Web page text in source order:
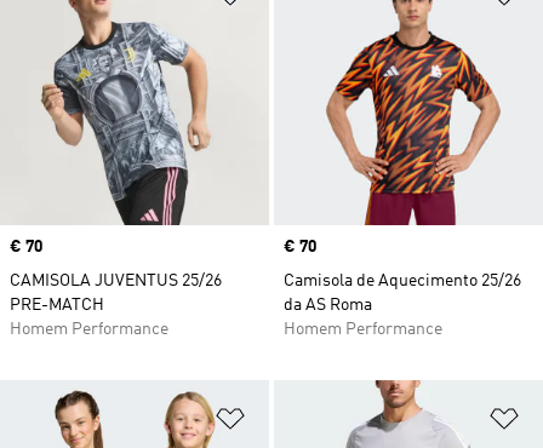
Price
€ 70
CAMISOLA JUVENTUS 25/26
PRE-MATCH
Homem Performance
Price
€ 70
Camisola de Aquecimento 25/26
da AS Roma
Homem Performance
Adicionar à Lista de Desejos